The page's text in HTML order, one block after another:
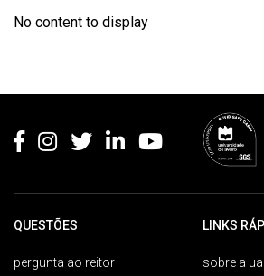
No content to display
QUESTÕES
pergunta ao reitor
LINKS
sobre a ua